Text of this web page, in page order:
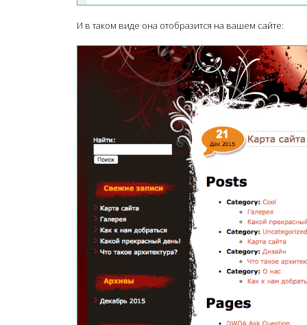
И в таком виде она отобразится на вашем сайте: